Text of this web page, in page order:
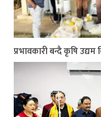
प्रभावकारी बन्दै कृषि उद्यम